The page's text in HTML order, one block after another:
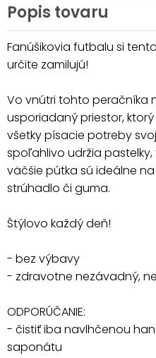
Popis tovaru
Fanúšikovia futbalu si
určite zamilujú!
Vo vnútri tohto peračníka
usporiadaný priestor,
všetky písacie potreby
spoľahlivo udržia
väčšie pútka sú ideálne
strúhadlo či guma.
Štýlovo každý deň!
- bez výbavy
- zdravotne nezávadný,
ODPORÚČANIE:
- čistiť iba navlhčenou
saponátu